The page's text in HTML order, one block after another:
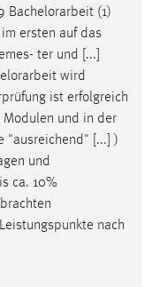
Bachelorarbeit (1)
ersten auf das
ter und [...]
wird
ist erfolgreich
Modulen und in der
"ausreichend" [...] )
und
ca. 10%
nach